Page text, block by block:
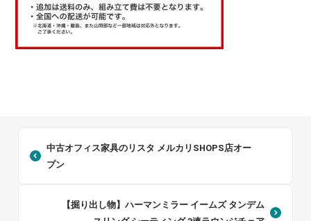
中古オフィス家具のリスタ メルカリSHOPS店オー
プン
【掘り出し物】ハーマンミラー イームズ タンデム